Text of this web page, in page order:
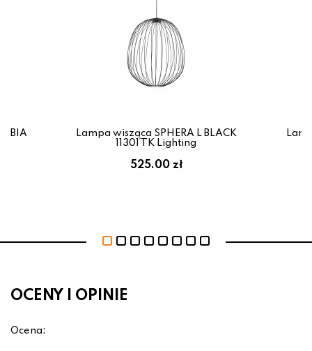
Lampa wisząca SPHERA L BLACK
11301 TK Lighting
525.00 zł
OCENY I OPINIE
Ocena: